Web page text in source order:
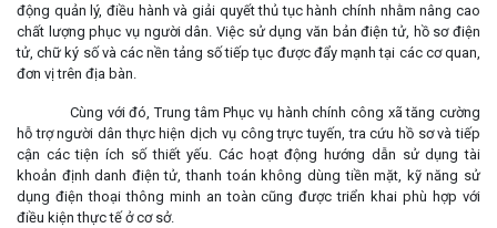
động quản lý, điều hành và giải quyết thủ tục hành chính nhằm nâng cao
chất lượng phục vụ người dân. Việc sử dụng văn bản điện tử, hồ sơ điện
tử, chữ ký số và các nền tảng số tiếp tục được đẩy mạnh tại các cơ quan,
đơn vị trên địa bàn.
Cùng với đó, Trung tâm Phục vụ hành chính công xã tăng cường
hỗ trợ người dân thực hiện dịch vụ công trực tuyến, tra cứu hồ sơ và tiếp
cận các tiện ích số thiết yếu. Các hoạt động hướng dẫn sử dụng tài
khoản định danh điện tử, thanh toán không dùng tiền mặt, kỹ năng sử
dụng điện thoại thông minh an toàn cũng được triển khai phù hợp với
điều kiện thực tế ở cơ sở.